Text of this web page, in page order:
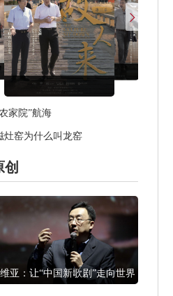
家院”航海
灶窑为什么叫龙窑
创
亚：让“中国新歌剧”走向世界